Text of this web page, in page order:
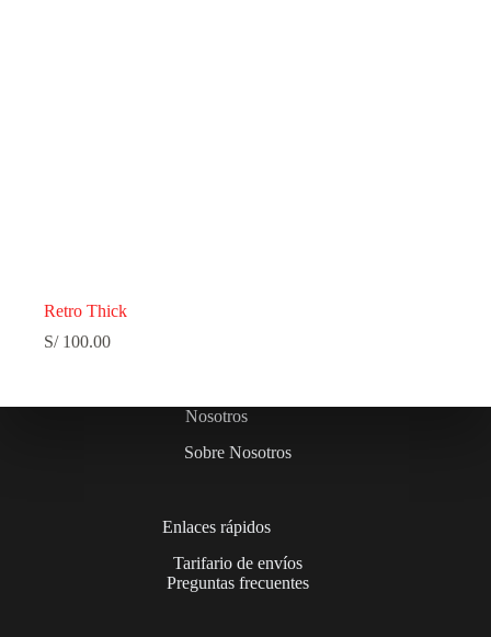
Retro Thick
S/100.00
Nosotros
Sobre Nosotros
Enlaces rápidos
Tarifario de envíos
Preguntas frecuentes